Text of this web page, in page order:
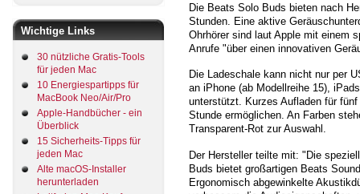
Wichtige Links
30 nützliche Gratis-Tools
für jeden Mac
10 Energiespartipps für
MacBook Neo/Air/Pro
Apple-Handbücher - ein
Überblick
15 Sicherheits-Tipps für
jeden Mac
Alte macOS-Installer
herunterladen
Die Beats Solo Buds bieten nach
Stunden. Eine aktive
Ohrhörer sind laut Apple mit einem
Anrufe "über einen innovativen
Die Ladeschale kann nicht nur per
an iPhone (ab Modellreihe 15),
unterstützt. Kurzes Aufladen für
Stunde ermöglichen. An Farben
Transparent-Rot zur Auswahl.
Der Hersteller teilte mit: "Die
Buds bietet großartigen Beats
Ergonomisch abgewinkelte